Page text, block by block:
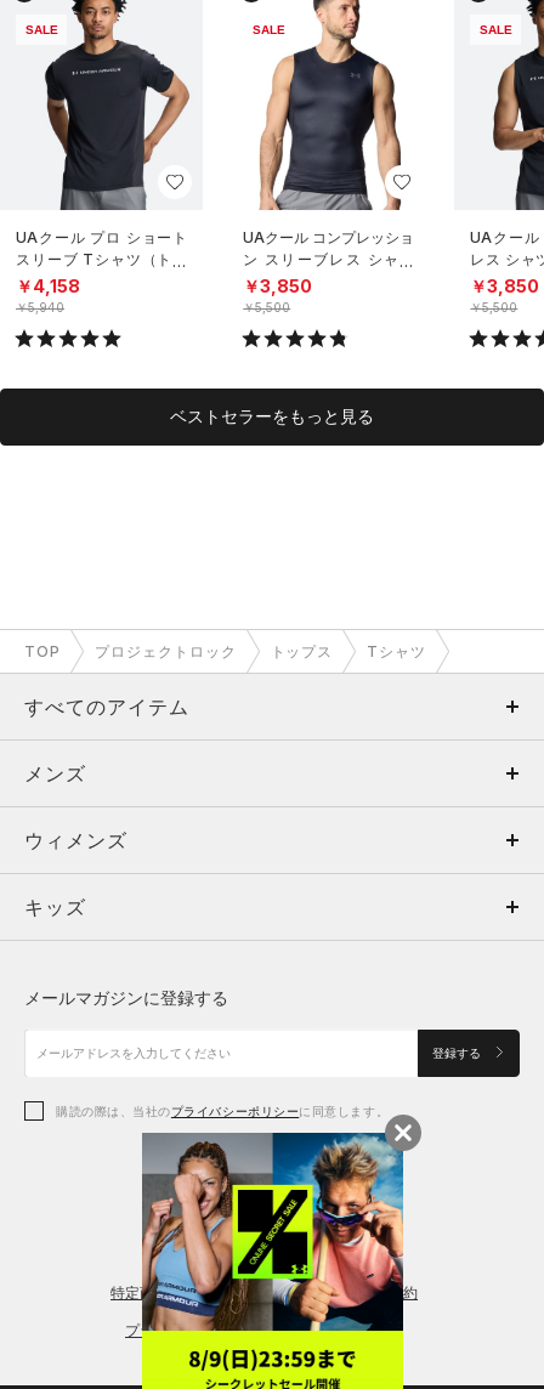
SALE
UAクール プロ ショート
スリーブ Tシャツ（トレ
ーニング/MEN）
￥4,158
￥5,940
SALE
UAクール コンプレッショ
ン スリーブレス シャツ
（トレーニング/MEN）
￥3,850
￥5,500
SALE
UAクール
レス シャ
グ/MEN）
￥3,850
￥5,500
ベストセラーをもっと見る
TOP プロジェクトロック トップス Tシャツ
すべてのアイテム
メンズ
ウィメンズ
キッズ
アクセサリー
メンズ
トップス
ボトムス
アクセサリー
ウィメンズ
トップス
シューズ
アクセサリー
レギンス＆タイツ
キッズ
シューズ
メールマガジンに登録する
登録する
購読の際は、当社のプライバシーポリシーに同意します。
特定商取引法に基づく通販の表記 会員規約
プライバシーポリシー